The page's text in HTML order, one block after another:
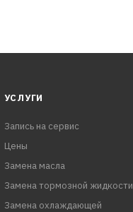
УСЛУГИ
Запись на сервис
Цены
Замена масла
Замена тормозной жидкости
Замена охлаждающей